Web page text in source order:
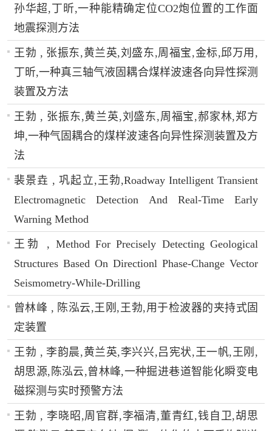
孙华超,丁昕,一种能精确定位CO2炮位置的工作面
地震探测方法
王勃 , 张振东,黄兰英,刘盛东,周福宝,金标,邱万用,
丁昕,一种真三轴气液固耦合煤样波速各向异性探测
装置及方法
王勃 , 张振东,黄兰英,刘盛东,周福宝,郝家林,郑方
坤,一种气固耦合的煤样波速各向异性探测装置及方
法
裴景垚 , 巩起立,王勃,Roadway Intelligent Transient
Electromagnetic Detection And Real-Time Early
Warning Method
王勃 , Method For Precisely Detecting Geological
Structures Based On Directionl Phase-Change Vector
Seismometry-While-Drilling
曾林峰 , 陈泓云,王刚,王勃,用于检波器的夹持式固
定装置
王勃 , 李韵晨,黄兰英,李兴兴,吕宪状,王一帆,王刚,
胡思源,陈泓云,曾林峰,一种掘进巷道智能化瞬变电
磁探测与实时预警方法
王勃 , 李晓昭,周官群,李福清,董青红,钱自卫,胡思